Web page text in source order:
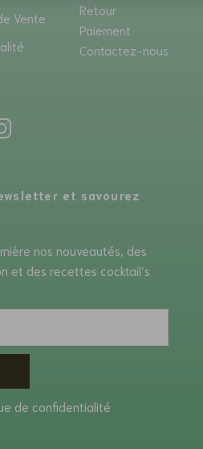
Vente
Retour
Paiement
Contactez-nous
et savourez
nos nouveautés, des
et des recettes cocktail’s
de confidentialité